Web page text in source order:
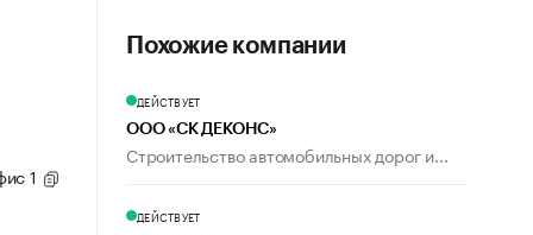
1
Похожие компании
ДЕЙСТВУЕТ
ООО «СК ДЕКОНС»
Строительство автомобильных дорог и...
ДЕЙСТВУЕТ